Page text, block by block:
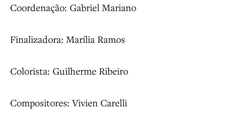
Coordenação: Gabriel Mariano
Finalizadora: Marília Ramos
Colorista: Guilherme Ribeiro
Compositores: Vivien Carelli